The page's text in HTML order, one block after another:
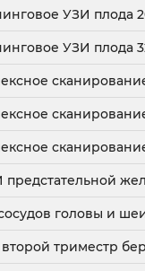
УЗИ плода
УЗИ плода
предстательной
головы и
триместр